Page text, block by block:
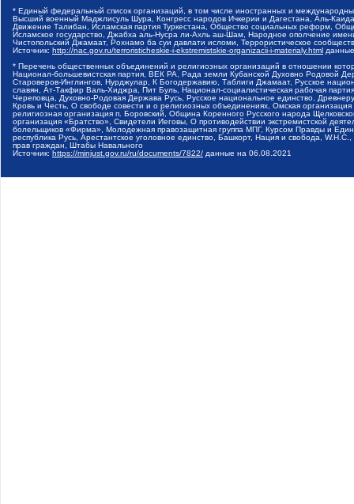
* Единый федеральный список организаций, в том числе иностранных и
Высший военный Маджлисуль Шура, Конгресс народов Ичкерии и Дагестана, Аль-
Движение Талибан, Исламская партия Туркестана, Общество социальных реформ,
Исламское государство, Джабха аль-Нусра ли-Ахль аш-Шам, Народное ополчение
Чистопольский Джамаат, Рохнамо ба суи давлати исломи, Террористическое
Источник: http://nac.gov.ru/terroristicheskie-i-ekstremistskie-organizacii-i-materialy.html
* Перечень общественных объединений и религиозных организаций в отношении
Национал-большевистская партия, ВЕК РА, Рада земли Кубанской Духовно Родовой
Староверов-Инглингов, Нурджулар, К Богодержавию, Таблиги Джамаат, Русское
славян, Ат-Такфир Валь-Хиджра, Пит Буль, Национал-социалистическая рабочая
Череповца, Духовно-Родовая Держава Русь, Русское национальное единство,
Кровь и Честь, О свободе совести и о религиозных объединениях, Омская
религиозная организация п. Боровский, Община Коренного Русского народа
организация «Братство», Свидетели Иеговы, О противодействии экстремистской
болельщиков «Фирма», Молодежная правозащитная группа МПГ, Курсом Правды и
республика Русь, Арестантское уголовное единство, Башкорт, Нация и свобода,
прав граждан, Штабы Навального
Источник: https://minjust.gov.ru/ru/documents/7822/ данные на 06.08.2021